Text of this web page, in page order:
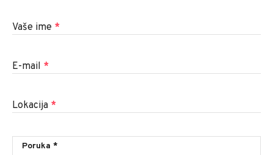
Vaše ime *
E-mail *
Lokacija *